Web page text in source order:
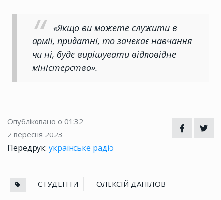
«Якщо ви можете служити в
армії, придатні, то зачекає навчання
чи ні, буде вирішувати відповідне
міністерство».
Опубліковано о 01:32
2 вересня 2023
Передрук: українське радіо
СТУДЕНТИ ОЛЕКСІЙ ДАНІЛОВ